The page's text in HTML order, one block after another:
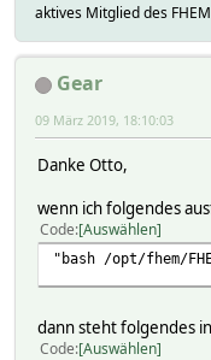
aktives Mitglied des FHEM
Gear
09 März 2019, 18:10:03
Danke Otto,
wenn ich folgendes
Code Auswählen
"bash /opt/fhem/
dann steht folgendes
Code Auswählen